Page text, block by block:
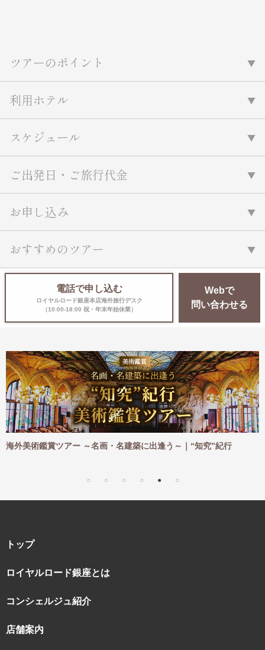
ツアーのポイント
利用ホテル
スケジュール
ご出発日・ご旅行代金
お申し込み
おすすめのツアー
電話で申し込む
ロイヤルロード銀座本店海外旅行デスク
（10:00-18:00 祝・年末年始休業）
Webで
問い合わせる
賞ツアー ～名画・名建築に出逢う～｜“知究”紀行
海外ハイキ
トップ
ロイヤルロード銀座とは
コンシェルジュ紹介
店舗案内